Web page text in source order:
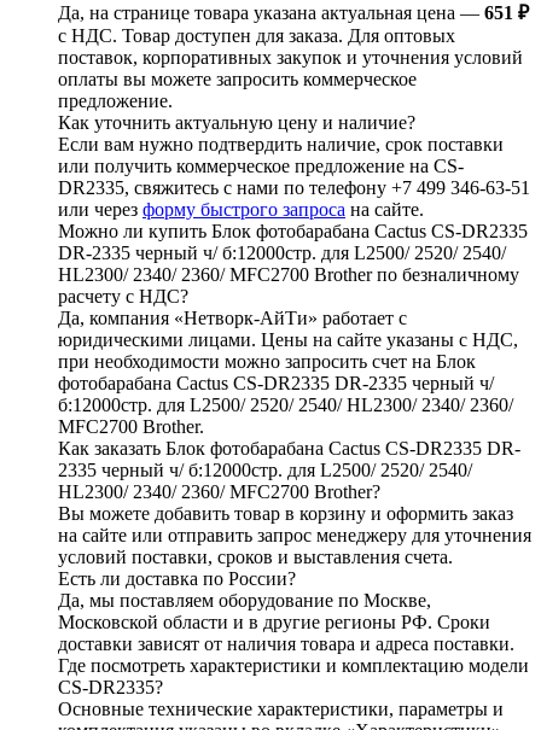
Да, на странице товара указана актуальная цена — 651 ₽
с НДС. Товар доступен для заказа. Для оптовых
поставок, корпоративных закупок и уточнения условий
оплаты вы можете запросить коммерческое
предложение.
Как уточнить актуальную цену и наличие?
Если вам нужно подтвердить наличие, срок поставки
или получить коммерческое предложение на CS-
DR2335, свяжитесь с нами по телефону +7 499 346-63-51
или через форму быстрого запроса на сайте.
Можно ли купить Блок фотобарабана Cactus CS-DR2335
DR-2335 черный ч/ б:12000стр. для L2500/ 2520/ 2540/
HL2300/ 2340/ 2360/ MFC2700 Brother по безналичному
расчету с НДС?
Да, компания «Нетворк-АйТи» работает с
юридическими лицами. Цены на сайте указаны с НДС,
при необходимости можно запросить счет на Блок
фотобарабана Cactus CS-DR2335 DR-2335 черный ч/
б:12000стр. для L2500/ 2520/ 2540/ HL2300/ 2340/ 2360/
MFC2700 Brother.
Как заказать Блок фотобарабана Cactus CS-DR2335 DR-
2335 черный ч/ б:12000стр. для L2500/ 2520/ 2540/
HL2300/ 2340/ 2360/ MFC2700 Brother?
Вы можете добавить товар в корзину и оформить заказ
на сайте или отправить запрос менеджеру для уточнения
условий поставки, сроков и выставления счета.
Есть ли доставка по России?
Да, мы поставляем оборудование по Москве,
Московской области и в другие регионы РФ. Сроки
доставки зависят от наличия товара и адреса поставки.
Где посмотреть характеристики и комплектацию модели
CS-DR2335?
Основные технические характеристики, параметры и